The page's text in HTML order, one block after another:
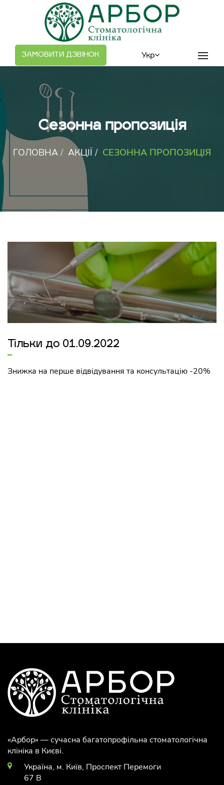
Укр
ЗАМОВИТИ ДЗВІНОК
Сезоннa пропозиція
ГОЛОВНА АКЦІЇ СЕЗОННA ПРОПОЗИЦІЯ
Тільки до 01.09.2022
Знижка на перше відвідування та консультацію -20%
«Арбор» — сучасна багатопрофільна стоматологічна
клініка в Києві.
Україна, м. Київ, Проспект Перемоги
67 В